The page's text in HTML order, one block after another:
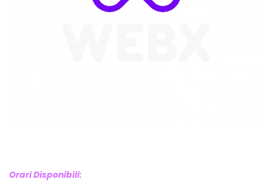
Orari Disponibili: